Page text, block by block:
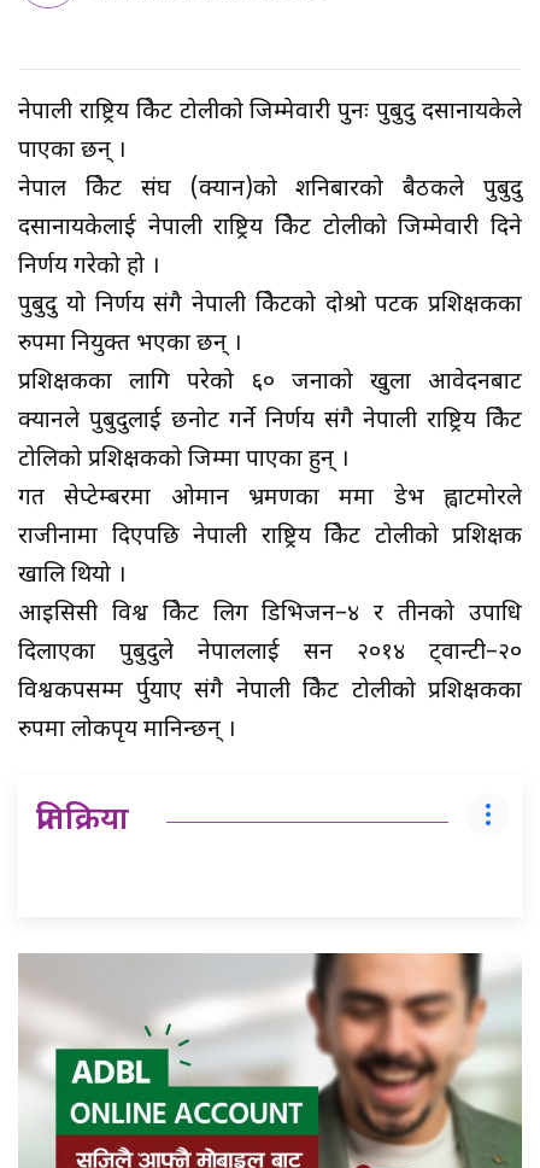
नेपाली राष्ट्रिय क्रिकेट टोलीको जिम्मेवारी पुनः पुबुदु दसानायकेले
पाएका छन् ।
नेपाल क्रिकेट संघ (क्यान)को शनिबारको बैठकले पुबुदु
दसानायकेलाई नेपाली राष्ट्रिय क्रिकेट टोलीको जिम्मेवारी दिने
निर्णय गरेको हो ।
पुबुदु यो निर्णय संगै नेपाली क्रिकेटको दोश्रो पटक प्रशिक्षकका
रुपमा नियुक्त भएका छन् ।
प्रशिक्षकका लागि परेको ६० जनाको खुला आवेदनबाट
क्यानले पुबुदुलाई छनोट गर्ने निर्णय संगै नेपाली राष्ट्रिय क्रिकेट
टोलिको प्रशिक्षकको जिम्मा पाएका हुन् ।
गत सेप्टेम्बरमा ओमान भ्रमणका क्रममा डेभ ह्वाटमोरले
राजीनामा दिएपछि नेपाली राष्ट्रिय क्रिकेट टोलीको प्रशिक्षक
खालि थियो ।
आइसिसी विश्व क्रिकेट लिग डिभिजन–४ र तीनको उपाधि
दिलाएका पुबुदुले नेपाललाई सन २०१४ ट्वान्टी–२०
विश्वकपसम्म र्पुयाए संगै नेपाली क्रिकेट टोलीको प्रशिक्षकका
रुपमा लोकपृय मानिन्छन् ।
प्रतिक्रिया